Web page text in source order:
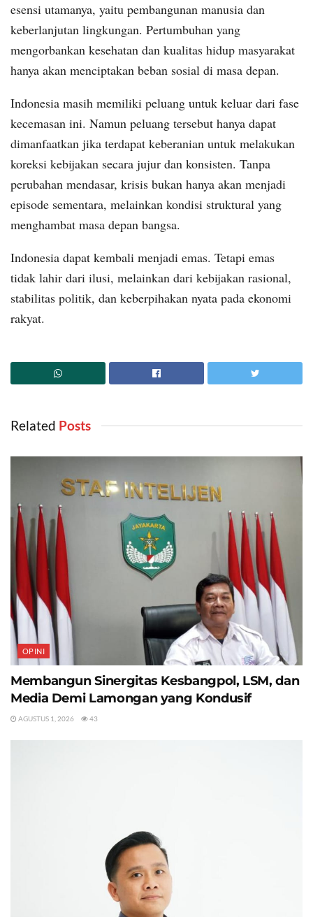
esensi utamanya, yaitu pembangunan manusia dan
keberlanjutan lingkungan. Pertumbuhan yang
mengorbankan kesehatan dan kualitas hidup masyarakat
hanya akan menciptakan beban sosial di masa depan.
Indonesia masih memiliki peluang untuk keluar dari fase
kecemasan ini. Namun peluang tersebut hanya dapat
dimanfaatkan jika terdapat keberanian untuk melakukan
koreksi kebijakan secara jujur dan konsisten. Tanpa
perubahan mendasar, krisis bukan hanya akan menjadi
episode sementara, melainkan kondisi struktural yang
menghambat masa depan bangsa.
Indonesia dapat kembali menjadi emas. Tetapi emas
tidak lahir dari ilusi, melainkan dari kebijakan rasional,
stabilitas politik, dan keberpihakan nyata pada ekonomi
rakyat.
Related ‎ Posts
OPINI
Membangun Sinergitas Kesbangpol, LSM, dan
Media Demi Lamongan yang Kondusif
AGUSTUS 1, 2026 43